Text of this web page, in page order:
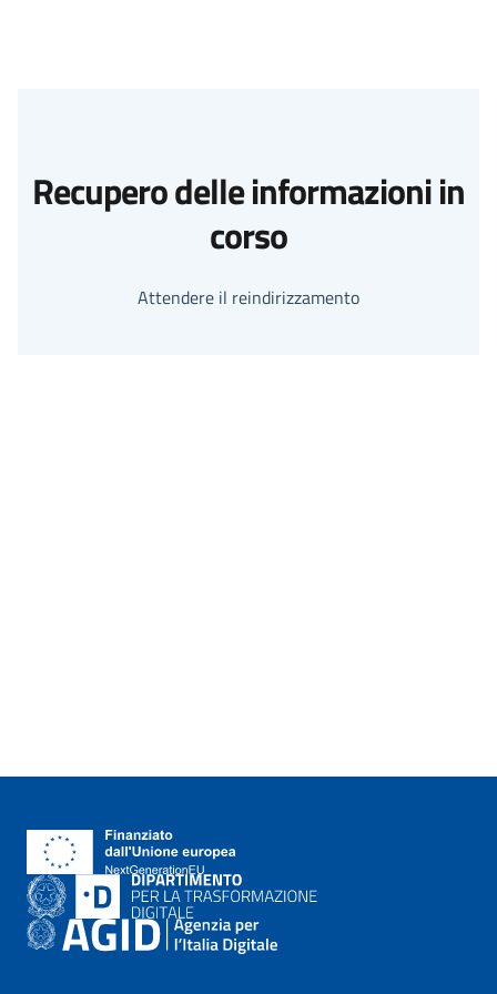
Recupero delle informazioni in
corso
Attendere il reindirizzamento